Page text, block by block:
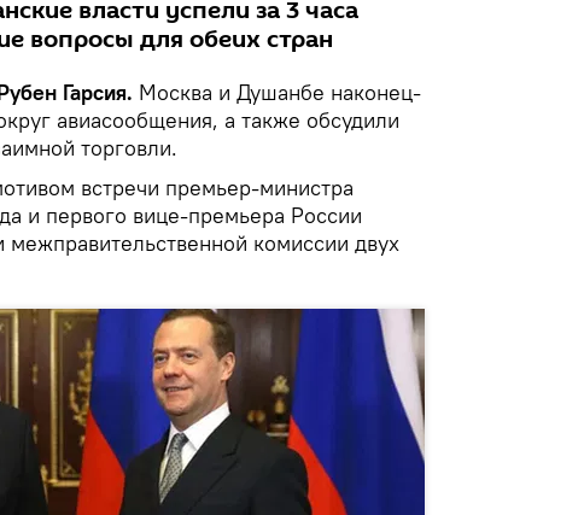
власти успели за 3 часа
вопросы для обеих стран
Гарсия. Москва и Душанбе наконец-
авиасообщения, а также обсудили
торговли.
встречи премьер-министра
и первого вице-премьера России
комиссии двух